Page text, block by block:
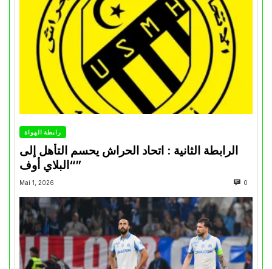
رابطة الهواة
الرابطة الثانية : اتحاد الحراش يحسم التأهل إلى
“البلاي أوف”
Mai 1, 2026 0